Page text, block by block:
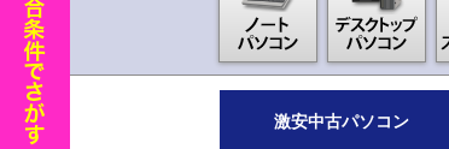
激安中古パソコン